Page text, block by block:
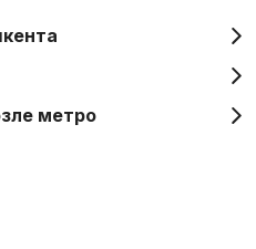
метро